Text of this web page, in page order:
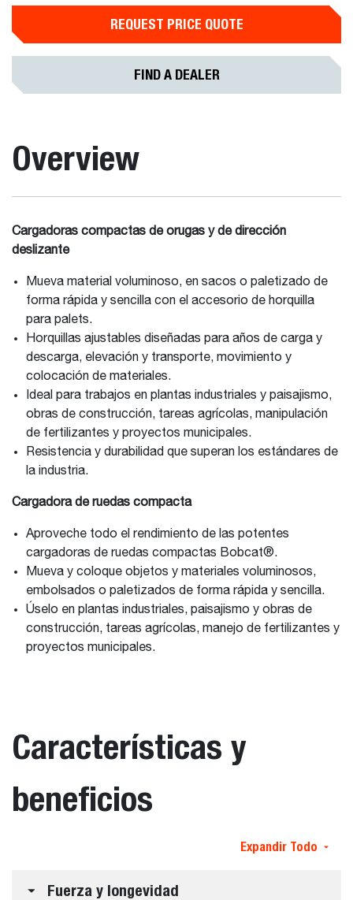
REQUEST PRICE QUOTE
FIND A DEALER
Overview
Cargadoras compactas de orugas y de dirección
deslizante
Mueva material voluminoso, en sacos o paletizado de
forma rápida y sencilla con el accesorio de horquilla
para palets.
Horquillas ajustables diseñadas para años de carga y
descarga, elevación y transporte, movimiento y
colocación de materiales.
Ideal para trabajos en plantas industriales y paisajismo,
obras de construcción, tareas agrícolas, manipulación
de fertilizantes y proyectos municipales.
Resistencia y durabilidad que superan los estándares de
la industria.
Cargadora de ruedas compacta
Aproveche todo el rendimiento de las potentes
cargadoras de ruedas compactas Bobcat®.
Mueva y coloque objetos y materiales voluminosos,
embolsados o paletizados de forma rápida y sencilla.
Úselo en plantas industriales, paisajismo y obras de
construcción, tareas agrícolas, manejo de fertilizantes y
proyectos municipales.
Características y
beneficios
Expandir Todo
Fuerza y longevidad